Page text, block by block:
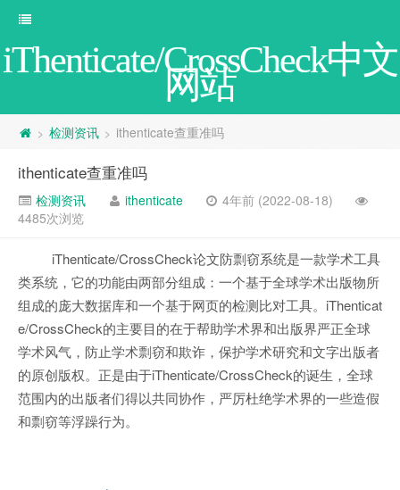
iThenticate/CrossCheck中文
网站
> 检测资讯 > ithenticate查重准吗
ithenticate查重准吗
检测资讯 ithenticate
4年前 (2022-08-18)
4485次浏览
iThenticate/CrossCheck论文防剽窃系统是一款学术工具
类系统，它的功能由两部分组成：一个基于全球学术出版物所
组成的庞大数据库和一个基于网页的检测比对工具。iThenticat
e/CrossCheck的主要目的在于帮助学术界和出版界严正全球
学术风气，防止学术剽窃和欺诈，保护学术研究和文字出版者
的原创版权。正是由于iThenticate/CrossCheck的诞生，全球
范围内的出版者们得以共同协作，严厉杜绝学术界的一些造假
和剽窃等浮躁行为。